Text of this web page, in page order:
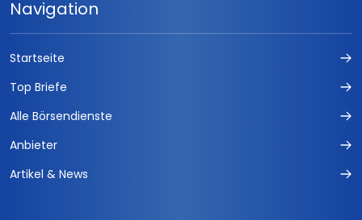
Navigation
Startseite
Top Briefe
Alle Börsendienste
Anbieter
Artikel & News